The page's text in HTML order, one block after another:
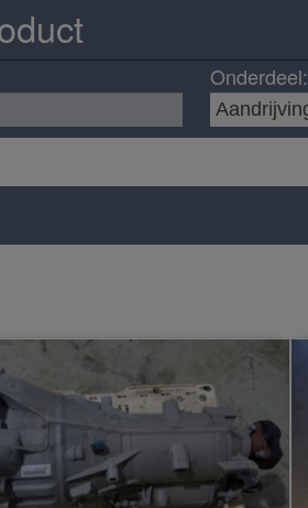
Onderdeel: